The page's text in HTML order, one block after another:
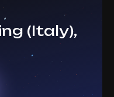
(Italy),